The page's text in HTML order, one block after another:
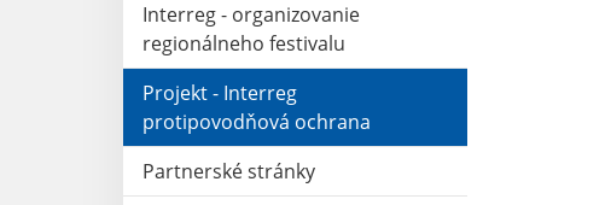
Interreg - organizovanie
regionálneho festivalu
Projekt - Interreg
protipovodňová ochrana
Partnerské stránky